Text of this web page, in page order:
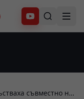
Абонирай се
съвместно на